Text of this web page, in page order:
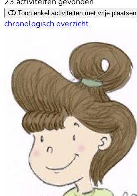
Toon enkel activiteiten met vrije plaatsen
chronologisch overzicht